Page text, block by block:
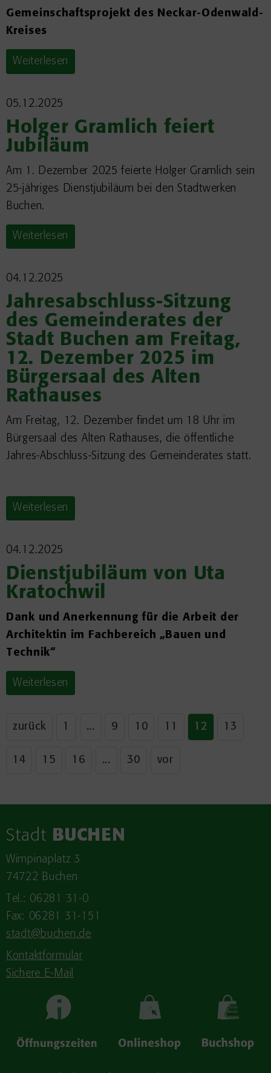
Gemeinschaftsprojekt des Neckar-Odenwald-
Kreises
Weiterlesen
05.12.2025
Holger Gramlich feiert
Jubiläum
Am 1. Dezember 2025 feierte Holger Gramlich sein
25-jähriges Dienstjubiläum bei den Stadtwerken
Buchen.
Weiterlesen
04.12.2025
Jahresabschluss-Sitzung
des Gemeinderates der
Stadt Buchen am Freitag,
12. Dezember 2025 im
Bürgersaal des Alten
Rathauses
Am Freitag, 12. Dezember findet um 18 Uhr im
Bürgersaal des Alten Rathauses, die öffentliche
Jahres-Abschluss-Sitzung des Gemeinderates statt.
Weiterlesen
04.12.2025
Dienstjubiläum von Uta
Kratochwil
Dank und Anerkennung für die Arbeit der
Architektin im Fachbereich „Bauen und
Technik“
Weiterlesen
zurück 1 ... 9 10 11 12 13
14 15 16 ... 30 vor
Stadt BUCHEN
Wimpinaplatz 3
74722 Buchen
Tel.: 06281 31-0
Fax: 06281 31-151
stadt@buchen.de
Kontaktformular
Sichere E-Mail